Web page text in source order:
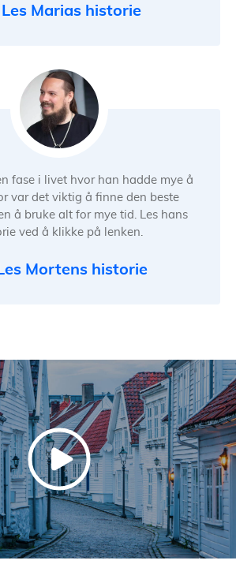
Les Marias historie
fase i livet hvor han hadde mye å
var det viktig å finne den beste
å bruke alt for mye tid. Les hans
ved å klikke på lenken.
Mortens historie